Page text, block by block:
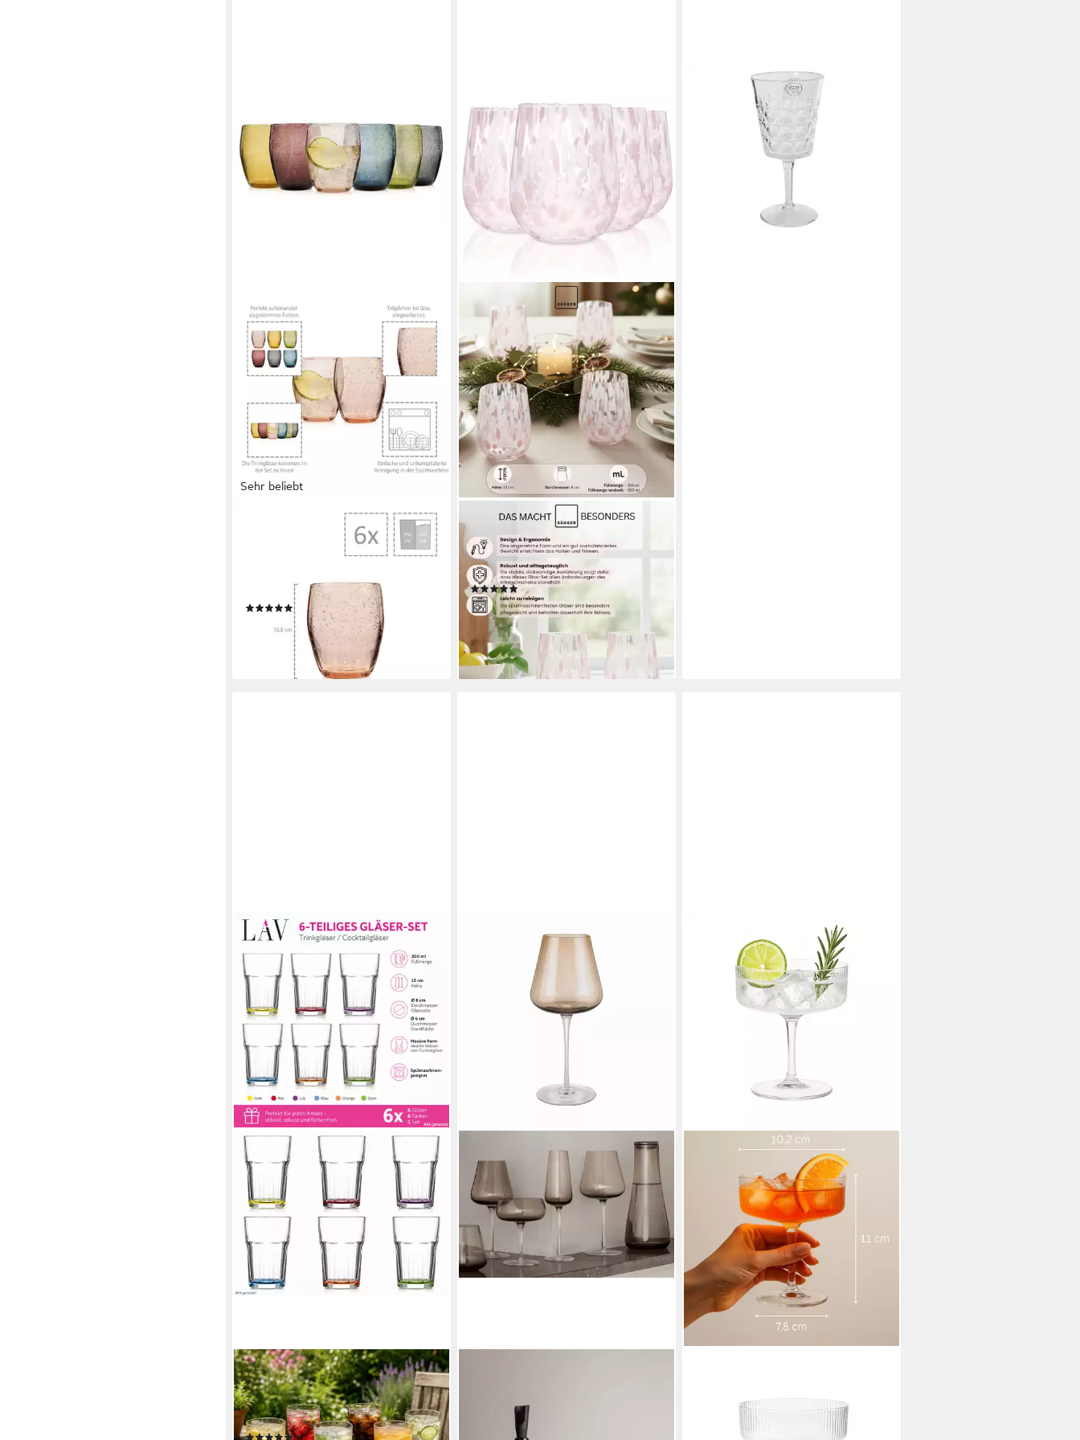
Sehr beliebt
Gläser-Set London Trinkgläser Set,
6-tlg., Glas, 250 ml,
Tropfstruktur
(52)
69,99 €
lieferbar - in 2-3 Werktagen bei dir
SÄNGER
Gläser-Set Curacao, 4-tlg., Glas, 4x
Trinkgläser Curacao mit Punkten,
Füllmenge 320ml, Weiß Rosa
(1)
ab 49,99 € 79,99 €
(12,50 €/ 1 Stk)
-38%
lieferbar - in 2-3 Werktagen bei dir
DECORIS SEASON DECORATIONS
Weinglas, Kunststoff, Weinglas 18cm
Kunststoff gemustert Transparent
lieferbar - in 2-3 Werktagen bei dir
LAV
Gläser-Set Caipirinha farbiges Retro
Set, 6-tlg., 300ml,
spülmaschinengeeignet
(7)
Weingläser im 2er-Set aus
mundgeblasenem Glas, Glas,
geripptes Glas für Cocktails &
Desserts, 1-tlg., 1-12er Set in 2